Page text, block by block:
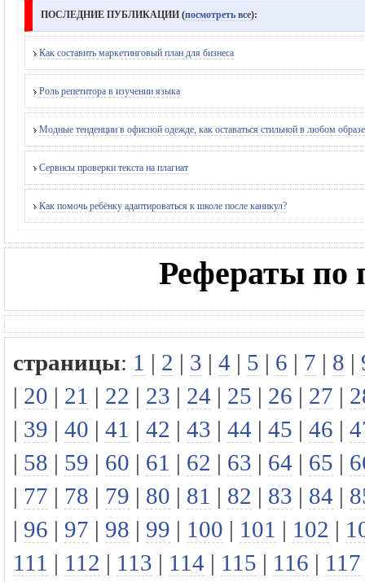
ПОСЛЕДНИЕ ПУБЛИКАЦИИ (посмотреть все):
Как составить маркетинговый план для бизнеса
Роль репетитора в изучении языка
Модные тенденции в офисной одежде, как оставаться стильной в любом образе
Сервисы проверки текста на плагиат
Как помочь ребёнку адаптироваться к школе после каникул?
Рефераты по
страницы: 1 | 2 | 3 | 4 | 5 | 6 | 7 | 8 |
| 20 | 21 | 22 | 23 | 24 | 25 | 26 | 27 |
| 39 | 40 | 41 | 42 | 43 | 44 | 45 | 46 |
| 58 | 59 | 60 | 61 | 62 | 63 | 64 | 65 |
| 77 | 78 | 79 | 80 | 81 | 82 | 83 | 84 |
| 96 | 97 | 98 | 99 | 100 | 101 | 102 |
111 | 112 | 113 | 114 | 115 | 116 | 117